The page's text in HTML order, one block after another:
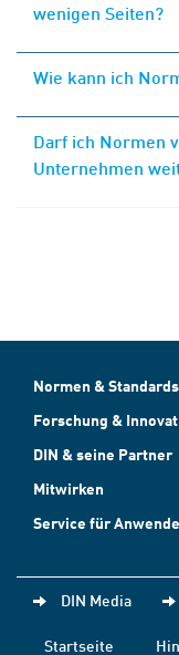
wenigen Seiten?
Wie kann ich
Darf ich Normen
Unternehmen
Normen & Standards
Forschung &
DIN & seine Partner
Mitwirken
Service für
DIN Media
Startseite